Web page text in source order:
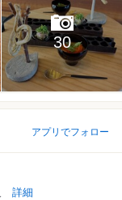
30
アプリでフォロー
詳細